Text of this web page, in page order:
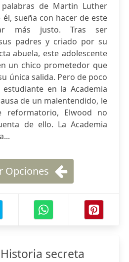
de Martin Luther
sueña con hacer de este
más justo. Tras ser
padres y criado por su
abuela, este adolescente
un chico prometedor que
única salida. Pero de poco
en la Academia
de un malentendido, le
reformatorio, Elwood no
de ello. La Academia
Opciones
Historia secreta